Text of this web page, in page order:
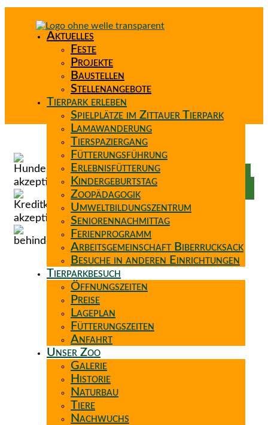
Aktuelles
Feste
Projekte
Baustellen
Stellenangebote
Tierpark erleben
Spielplätze im Zittauer Tierpark
Lamawanderung
Tierspaziergang
Fütterungsführung
Erlebnisfütterung
Kindergeburtstag
Zoopädagogik
Umweltbildungszentrum
Seniorennachmittag
Ferienprogramm
Arbeitsgemeinschaft Biberrucksack
Besuche in anderen Einrichtungen
Tierparkbesuch
Öffnungszeiten
Preise
Lageplan
Fütterungszeiten
Anfahrt
Unser Zoo
Galerie
Historie
Naturbau
Tiere
Nachwuchs